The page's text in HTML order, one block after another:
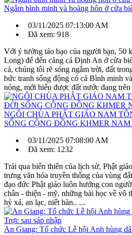
Ngắm bình minh và hoàng hôn ở cửa
03/11/2025 07:13:00 AM
Đã xem: 918
Với ý tưởng táo bạo của người bạn, 50
Long) để đến cảng cá Định An ở cửa
cá, chúng tôi rẽ sóng ngắm trời, đất
bức tranh sống động có cả Bình minh
nóng, mới hiểu được đất nước đang
NGÔI CHÙA PHẬT GIÁO NAM
SỐNG CỘNG ĐỒNG KHMER NAM
03/11/2025 07:08:00 AM
Đã xem: 1232
Trải qua biến thiên của lịch sử, Phật
trưng văn hóa truyền thống của vùng
đạo đức Phật giáo luôn hướng con
chân - thiện - mỹ, những bài học về vô
hỷ xả, an lạc, niết bàn.. ...
An Giang: Tổ chức Lễ hội Anh hùng